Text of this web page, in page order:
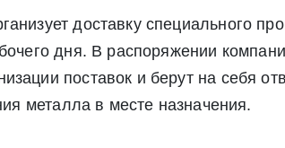
доставку специального
дня. В распоряжении
поставок и берут на себя
металла в месте назначения.
а также соглашаетесь на
Отправить заявку
своих персональных данных в
соглашаетесь на информационную